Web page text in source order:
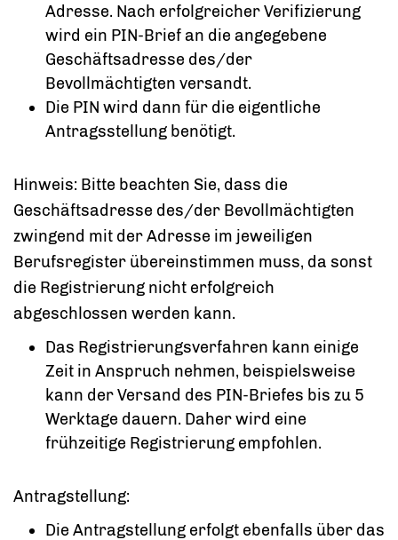
Adresse. Nach erfolgreicher Verifizierung
wird ein PIN-Brief an die angegebene
Geschäftsadresse des/der
Bevollmächtigten versandt.
Die PIN wird dann für die eigentliche
Antragsstellung benötigt.
Hinweis: Bitte beachten Sie, dass die
Geschäftsadresse des/der Bevollmächtigten
zwingend mit der Adresse im jeweiligen
Berufsregister übereinstimmen muss, da sonst
die Registrierung nicht erfolgreich
abgeschlossen werden kann.
Das Registrierungsverfahren kann einige
Zeit in Anspruch nehmen, beispielsweise
kann der Versand des PIN-Briefes bis zu 5
Werktage dauern. Daher wird eine
frühzeitige Registrierung empfohlen.
Antragstellung:
Die Antragstellung erfolgt ebenfalls über das